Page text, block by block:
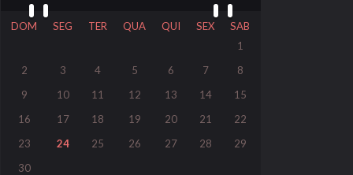
DOM SEG TER QUA QUI SEX
SAB
1
2
3 4 5 6 7
8
9
10 11 12 13 14
15
16
17 18 19 20 21
22
23
24 25 26 27 28
29
30